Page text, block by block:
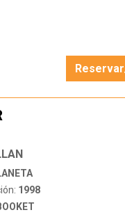
1998